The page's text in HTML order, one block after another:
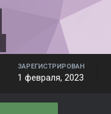
ЗАРЕГИСТРИРОВАН
1 февраля, 2023